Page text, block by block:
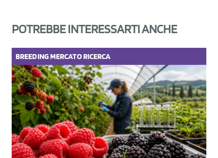
POTREBBE INTERESSARTI ANCHE
BREEDINGMERCATORICERCA